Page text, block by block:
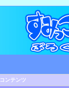
コンテンツ